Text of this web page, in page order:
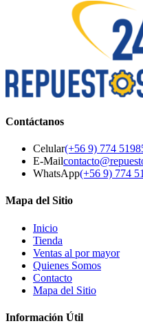
Contáctanos
Celular(+56 9) 774
E-Mail
WhatsApp(+56 9) 774
Mapa del Sitio
Inicio
Tienda
Ventas al por mayor
Quienes Somos
Contacto
Mapa del Sitio
Información Útil